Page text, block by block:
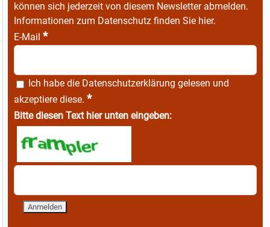
können sich jederzeit von diesem Newsletter abmelden.
Informationen zum Datenschutz finden Sie hier.
E-Mail *
Ich habe die Datenschutzerklärung gelesen und
akzeptiere diese. *
Bitte diesen Text hier unten eingeben: